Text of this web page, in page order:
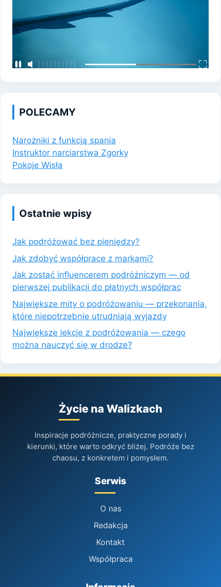
POLECAMY
Narożniki z funkcją spania
Instruktor narciarstwa Zgorky
Pokoje Wisła
Ostatnie wpisy
Jak podróżować bez pieniędzy?
Jak zdobyć współprace z markami?
Jak zostać influencerem podróżniczym — od
pierwszej publikacji do płatnych współprac
Największe mity o podróżowaniu — przekonania,
które niepotrzebnie utrudniają wyjazdy
Największe lekcje z podróżowania — czego
można nauczyć się w drodze?
Życie na Walizkach
Inspiracje podróżnicze, praktyczne porady i
kierunki, które warto odkryć bliżej. Podróże bez
chaosu, z konkretem i pomysłem.
Serwis
O nas
Redakcja
Kontakt
Współpraca